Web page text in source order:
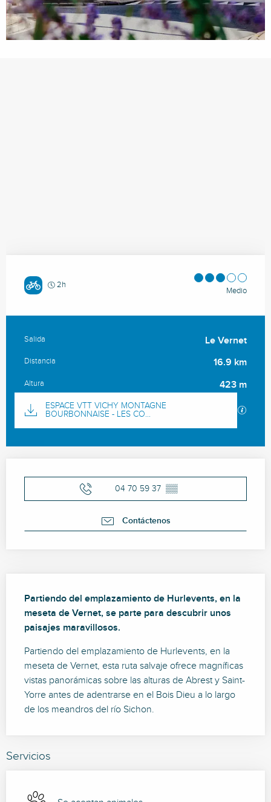
2h
Medio
Información práctica
Salida Le Vernet
Distancia 16.9 km
Altura 423 m
Documentación
ESPACE VTT VICHY MONTAGNE
BOURBONNAISE - LES CO...
Los
Horarios y datos de contacto
04 70 59 37 ▒▒
Contáctenos
Partiendo del emplazamiento de Hurlevents, en la
meseta de Vernet, se parte para descubrir unos
paisajes maravillosos.
Partiendo del emplazamiento de Hurlevents, en la
meseta de Vernet, esta ruta salvaje ofrece magníficas
vistas panorámicas sobre las alturas de Abrest y Saint-
Yorre antes de adentrarse en el Bois Dieu a lo largo
de los meandros del río Sichon.
Servicios